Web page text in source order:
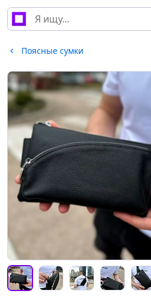
Поясные сумки